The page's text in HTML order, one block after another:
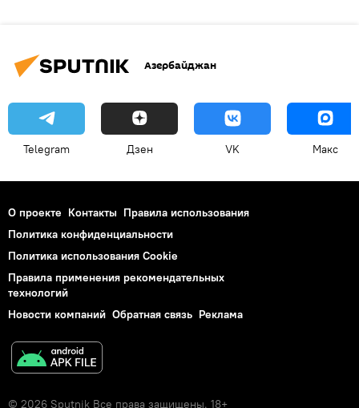
Азербайджан
Telegram Дзен VK Макс
О проекте Контакты Правила использования
Политика конфиденциальности
Политика использования Cookie
Правила применения рекомендательных
технологий
Новости компаний Обратная связь Реклама
© 2026 Sputnik Все права защищены. 18+